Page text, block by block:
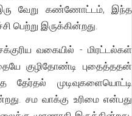
இரு வேறு கண்ணோட்டம், இந்த
பெற்று இருக்கின்றது.
வகையில் - மிரட்டல்கள்
குழிதோண்டி புதைத்ததன்
முடிவுகளையொட்டி
சம வாக்கு உரிமை என்பது